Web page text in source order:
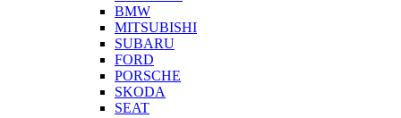
BMW
MITSUBISHI
SUBARU
FORD
PORSCHE
SKODA
SEAT